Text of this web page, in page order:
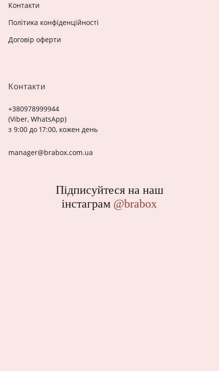
Контакти
+380978999944
(Viber, WhatsApp)
з 9:00 до 17:00, кожен день
manager@brabox.com.ua
Контакти
Політика конфіденційності
Договір оферти
Підписуйтеся на наш
інстаграм @brabox